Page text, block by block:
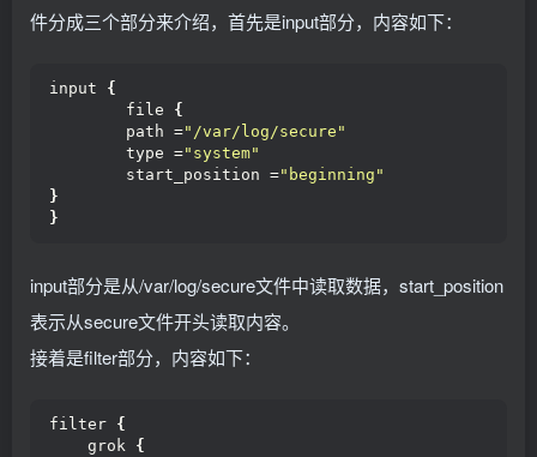
件分成三个部分来介绍，首先是input部分，内容如下：
input {
        file
{
        path =
"/var/log/secure"
        type =
"system"
        start_position =
"beginning"
}
}
input部分是从/var/log/secure文件中读取数据，start_position
表示从secure文件开头读取内容。
接着是filter部分，内容如下：
filter {
    grok
{